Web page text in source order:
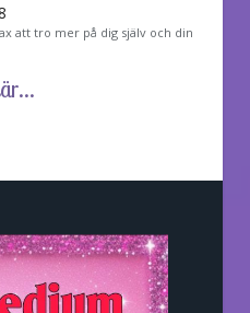
att tro mer på dig själv och din